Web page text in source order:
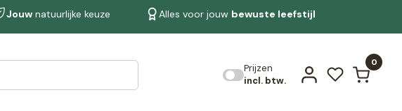
Jouwnatuurlijke keuze Alles voor jouw bewuste leefstijl
Prijzen
incl. btw.
0
Bekijk alle resultaten